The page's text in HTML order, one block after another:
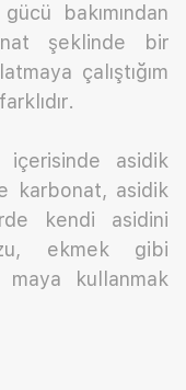
bakımından
şeklinde bir
çalıştığım
içerisinde asidik
karbonat, asidik
kendi asidini
ekmek gibi
kullanmak